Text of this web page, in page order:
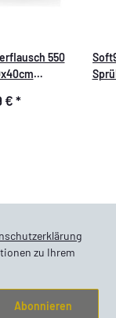
550
€*
zu Ihrem
Abonnieren